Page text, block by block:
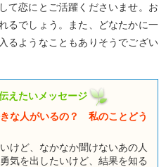
て恋にとご活躍くださいませ。お
るでしょう。また、どなたかに一
るようなこともありそうでござい
えたいメッセージ
な人がいるの？ 私のことどう
けど、なかなか聞けないあの人
気を出したいけど、結果を知る